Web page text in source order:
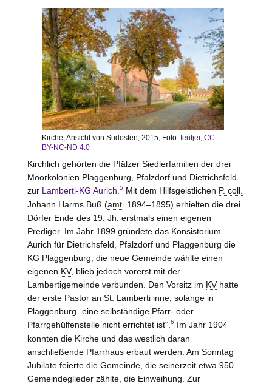
Kirche, Ansicht von Südosten, 2015, Foto: fentjer, CC
BY-NC-ND 4.0
Kirchlich gehörten die Pfälzer Siedlerfamilien der drei
Moorkolonien Plaggenburg, Pfalzdorf und Dietrichsfeld
zur Lamberti-KG Aurich 5Mit dem Hilfsgeistlichen P. coll.
Johann Harms Buß (amt. 1894–1895) erhielten die drei
Dörfer Ende des 19. Jh. erstmals einen eigenen
Prediger. Im Jahr 1899 gründete das Konsistorium
Aurich für Dietrichsfeld, Pfalzdorf und Plaggenburg die
KG Plaggenburg; die neue Gemeinde wählte einen
eigenen KV, blieb jedoch vorerst mit der
Lambertigemeinde verbunden. Den Vorsitz im KVhatte
der erste Pastor an St. Lamberti inne, solange in
Plaggenburg „eine selbständige Pfarr- oder
Pfarrgehülfenstelle nicht errichtet ist“. 6 Im Jahr 1904
konnten die Kirche und das westlich daran
anschließende Pfarrhaus erbaut werden. Am Sonntag
Jubilate feierte die Gemeinde, die seinerzeit etwa 950
Gemeindeglieder zählte, die Einweihung. Zur